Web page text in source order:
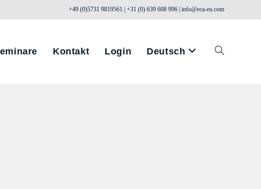
+49 (0)5731 9819561 | +31 (0) 639 608 996 | info@eca-eu.com
Kontakt Login Deutsch